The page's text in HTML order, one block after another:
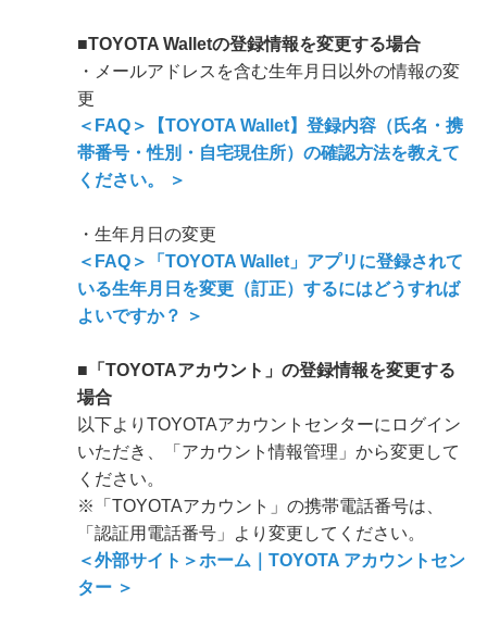
■TOYOTA Walletの登録情報を変更する場合
・メールアドレスを含む生年月日以外の情報の変
更
＜FAQ＞【TOYOTA Wallet】登録内容（氏名・携
帯番号・性別・自宅現住所）の確認方法を教えて
ください。 ＞
・生年月日の変更
＜FAQ＞「TOYOTA Wallet」アプリに登録されて
いる生年月日を変更（訂正）するにはどうすれば
よいですか？ ＞
■「TOYOTAアカウント」の登録情報を変更する
場合
以下よりTOYOTAアカウントセンターにログイン
いただき、「アカウント情報管理」から変更して
ください。
※「TOYOTAアカウント」の携帯電話番号は、
「認証用電話番号」より変更してください。
＜外部サイト＞ホーム｜TOYOTA アカウントセン
ター ＞